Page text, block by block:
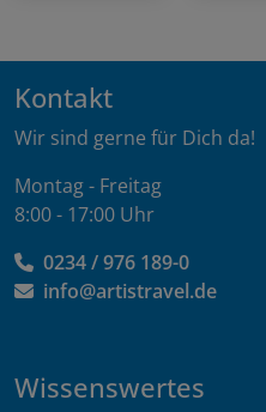
Kontakt
Wir sind gerne für Dich da!
Montag - Freitag
8:00 - 17:00 Uhr
0234 / 976 189-0
info@artistravel.de
Wissenswertes